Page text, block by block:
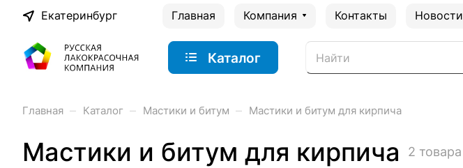
Екатеринбург Главная Компания Контакты Новости
Каталог
Главная – Каталог – Мастики и битум – Мастики и битум для кирпича
Мастики и битум для кирпича 2 товара